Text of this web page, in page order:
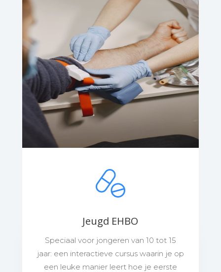
Jeugd EHBO
Speciaal voor jongeren van 10 tot 15
jaar: een interactieve cursus waarin je op
een leuke manier leert hoe je eerste